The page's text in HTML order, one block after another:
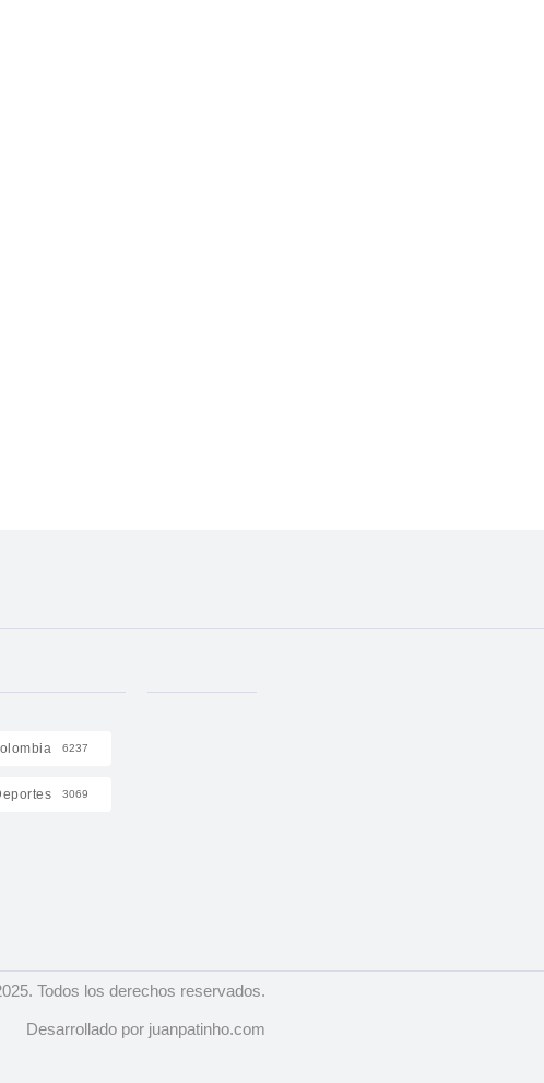
6237
3069
Todos los derechos reservados.
Desarrollado por juanpatinho.com